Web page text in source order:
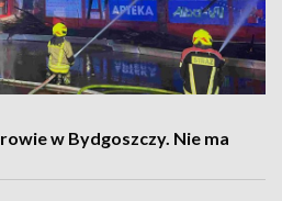
w Bydgoszczy. Nie ma